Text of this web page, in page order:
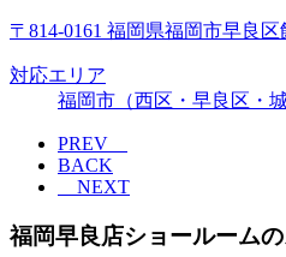
〒814-0161 福岡県福岡市早良区
対応エリア
福岡市（西区・早良区・
PREV
BACK
NEXT
福岡早良店ショールーム